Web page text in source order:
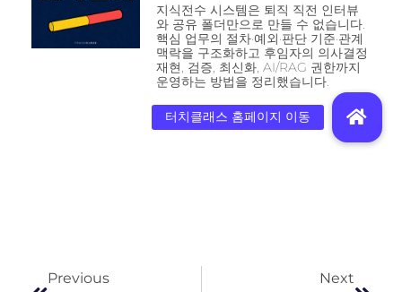
지식전수 시스템은 퇴직 직전 인터뷰
와 공유 폴더만으로 만들 수 없습니다.
핵심 업무의 절차·예외·판단 기준·관계
맥락을 구조화하고 후임자의 의사결정
재현, 검증, 최신화, AI/RAG 권한까지
운영하는 방법을 정리했습니다.
Previous Next